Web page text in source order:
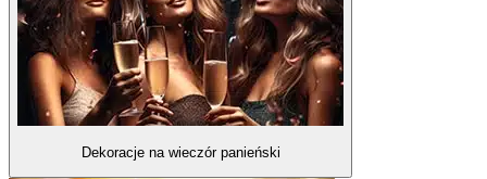
Dekoracje na wieczór panieński